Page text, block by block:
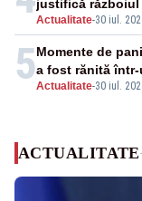
Actualitate-30 iul.
justifică
5Actualitate-30 iul.
Momente de
a fost rănită
ACTUALITATE